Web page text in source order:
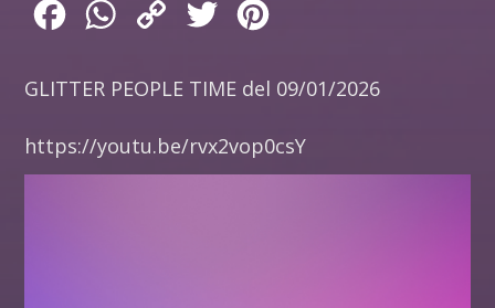
FacebookWhatsApp
Copy
Twitter
GLITTER PEOPLE TIME del 09/01/2026
https://youtu.be/rvx2vop0csY​